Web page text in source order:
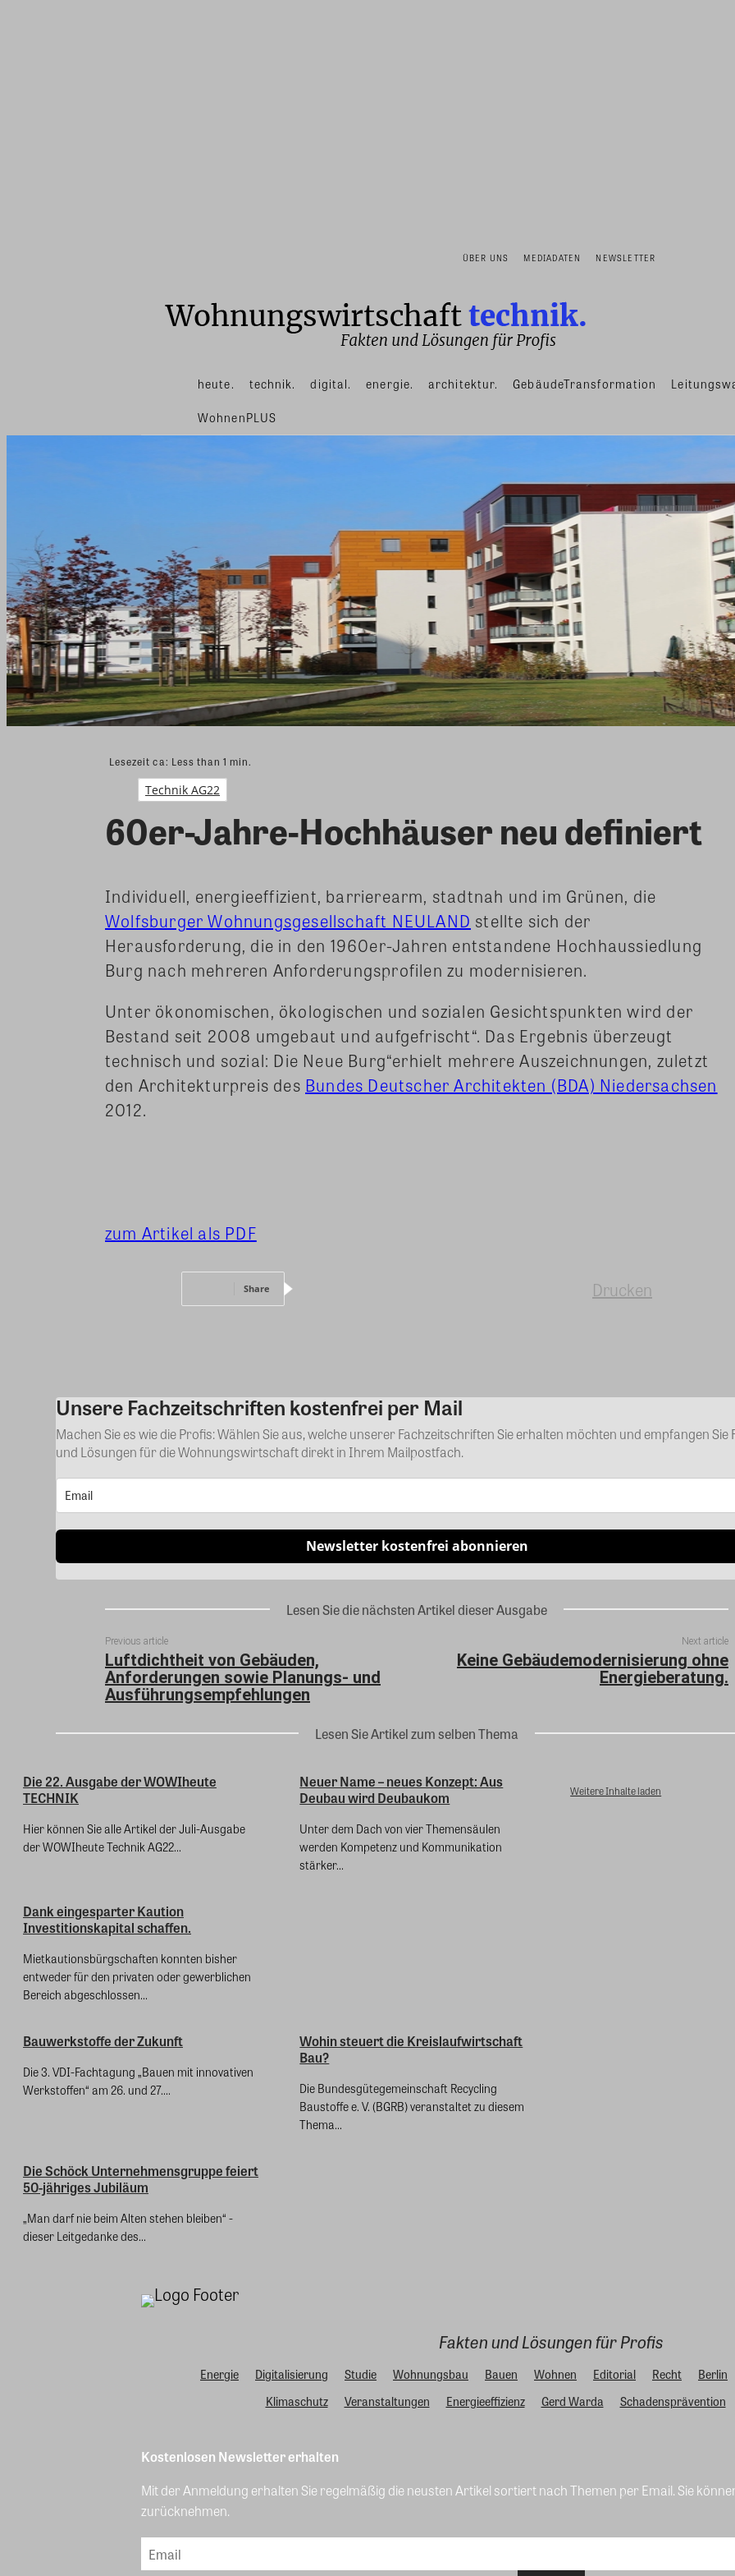
ÜBER UNS MEDIADATEN NEWSLETTER
heute. technik. digital. energie. architektur. GebäudeTransformation
WohnenPLUS
Lesezeit ca: Less than 1 min.
Technik AG22
60er-Jahre-Hochhäuser neu definiert
Individuell, energieeffizient, barrierearm, stadtnah und im Grünen, die
Wolfsburger Wohnungsgesellschaft NEULAND stellte sich der
Herausforderung, die in den 1960er-Jahren entstandene Hochhaussiedlung
Burg nach mehreren Anforderungsprofilen zu modernisieren.
Unter ökonomischen, ökologischen und sozialen Gesichtspunkten wird der
Bestand seit 2008 umgebaut und aufgefrischt“. Das Ergebnis überzeugt
technisch und sozial: Die Neue Burg“erhielt mehrere Auszeichnungen, zuletzt
den Architekturpreis des Bundes Deutscher Architekten (BDA) Niedersachsen
2012.
zum Artikel als PDF
Share Drucken
Kommentar
Unsere Fachzeitschriften kostenfrei per Mail
Machen Sie es wie die Profis: Wählen Sie aus, welche unserer Fachzeitschriften Sie erhalten möchten und empfangen Sie
und Lösungen für die Wohnungswirtschaft direkt in Ihrem Mailpostfach.
Newsletter kostenfrei abonnieren
Lesen Sie die nächsten Artikel dieser Ausgabe
Previous article
Luftdichtheit von Gebäuden,
Anforderungen sowie Planungs- und
Ausführungsempfehlungen
Next article
Keine Gebäudemodernisierung ohne
Energieberatung.
Lesen Sie Artikel zum selben Thema
Die 22. Ausgabe der WOWIheute
TECHNIK
Hier können Sie alle Artikel der Juli-Ausgabe
der WOWIheute Technik AG22...
Neuer Name – neues Konzept: Aus
Deubau wird Deubaukom
Unter dem Dach von vier Themensäulen
werden Kompetenz und Kommunikation
stärker...
Dank eingesparter Kaution
Investitionskapital schaffen.
Mietkautionsbürgschaften konnten bisher
entweder für den privaten oder gewerblichen
Bereich abgeschlossen...
Bauwerkstoffe der Zukunft
Die 3. VDI-Fachtagung „Bauen mit innovativen
Werkstoffen“ am 26. und 27....
Wohin steuert die Kreislaufwirtschaft
Bau?
Die Bundesgütegemeinschaft Recycling
Baustoffe e. V. (BGRB) veranstaltet zu diesem
Thema...
Die Schöck Unternehmensgruppe feiert
50-jähriges Jubiläum
„Man darf nie beim Alten stehen bleiben“ -
dieser Leitgedanke des...
Weitere Inhalte laden
Fakten und Lösungen für Profis
Energie Digitalisierung Studie Wohnungsbau Bauen Wohnen Editorial Recht Berlin
Klimaschutz
Veranstaltungen Energieeffizienz Gerd Warda Schadensprävention
Kostenlosen Newsletter erhalten
Mit der Anmeldung erhalten Sie regelmäßig die neusten Artikel sortiert nach Themen per Email. Sie
zurücknehmen.